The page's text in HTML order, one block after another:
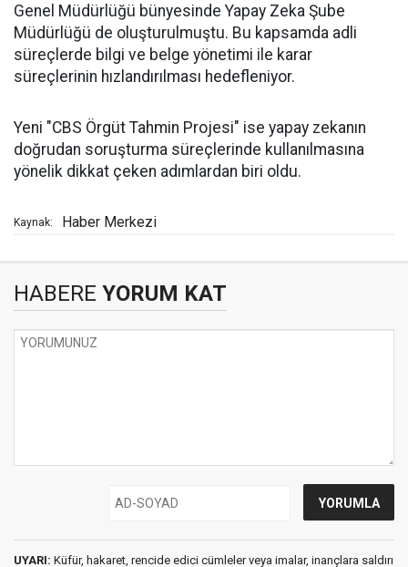
Genel Müdürlüğü bünyesinde Yapay Zeka Şube
Müdürlüğü de oluşturulmuştu. Bu kapsamda adli
süreçlerde bilgi ve belge yönetimi ile karar
süreçlerinin hızlandırılması hedefleniyor.
Yeni "CBS Örgüt Tahmin Projesi" ise yapay zekanın
doğrudan soruşturma süreçlerinde kullanılmasına
yönelik dikkat çeken adımlardan biri oldu.
Kaynak: Haber Merkezi
HABERE YORUM KAT
UYARI: Küfür, hakaret, rencide edici cümleler veya imalar, inançlara saldırı